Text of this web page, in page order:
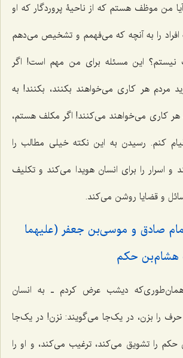
من موظف هستم که از ناحیۀ پروردگار که او
را به آنچه که می‌فهمم و تشخیص می‌دهم
این مسئله برای من مهم است! اگر
مردم هر کاری می‌خواهند بکنند، بکنند! به
هر کاری می‌خواهند می‌کنند! اگر مکلف هستم،
کنم. رسیدن به این نکته خیلی مطالب را
و اسرار را برای انسان هویدا می‌کند و تکلیف
و قضایا روشن می‌کند.
صادق و موسی‌بن جعفر (علیهما
هشام‌بن حکم
دیشب عرض کردم ـ به انسان
حرف را بزن، در یک‌جا می‌گویند: نزن! در یک‌جا
را تشویق می‌کند، ترغیب می‌کند، و او را